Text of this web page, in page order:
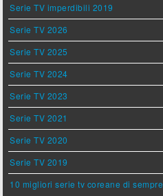
Serie TV imperdibili 2019
Serie TV 2026
Serie TV 2025
Serie TV 2024
Serie TV 2023
Serie TV 2021
Serie TV 2020
Serie TV 2019
10 migliori serie tv coreane di sempre